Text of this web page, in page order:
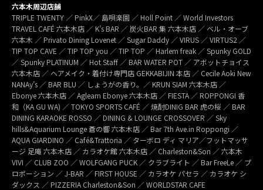
六本木周辺店舗
TRIPLE TWENTY ／ PinkX／ 島唄楽園 ／ Holl Point ／ World Investors
TRAVEL CAFÉ 六本木店 ／ K’s BAR ／ 炭火BAR 集 六本木店 ／ ベル・オーブ
六本木 ／ Privato Dining Lovenet ／ Sugar Daddy ／ VIRUS ／ VIRTUS2 ／
TIP TOP CAVE ／ TIP TOP you ／ TIP TOP ／ Harlem freak ／ Spunky GOLD
／ Spunky PLATINUM ／ Hot Staff ／ BAR WATER POT ／ アボットチョイス
六本木店 ／ ヘアメイク・着付け専門店 GEKKABIJIN 本店 ／ Cecile Aoki New
NANAy’s ／ BAR BLU ／ しょうがの香り。／ KRUN SIAM 六本木店 ／
Ebonye 六本木店 ／ Agleam Ebonye 六本木店 ／ FIESTA ／ ROPPONGI 香
和（KA GU WA) ／ TOKYO SPORTS CAFÉ ／ 焼酎DINIG BAR 虎の桜 ／ BAR
DINING KARAOKE ROSSO ／ DINING & LOUNGE CROSSOVER ／ Sky
hills&Aquarium Lounge 蒼の響 六本木店 ／ Bar 7th Ave.in Roppongi ／
AQUA GIARDINO ／ Café&Trattoria ／ ターボロ ディ マリア／フットマッサ
ージ 足庵 六本木店 ／ カラオケ館 六本木店 ／ Charleston&Son ／ 六本木
VIVI ／ CLUB ZOO ／ WOLFGANG PUCK ／ クラブライト ／ Bar FreeLe ／ プ
ロポーション ／ J-BAR ／ FIRST HOUSE ／ カラオケ パセラ ／ カラオケ シ
ダックス ／ PIZZERIA Charleston&Son ／ WORLDSTAR CAFE